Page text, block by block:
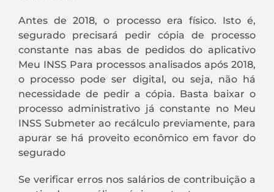
Antes de 2018, o processo era físico. Isto é,
segurado precisará pedir cópia de processo
constante nas abas de pedidos do aplicativo
Meu INSS Para processos analisados após 2018,
o processo pode ser digital, ou seja, não há
necessidade de pedir a cópia. Basta baixar o
processo administrativo já constante no Meu
INSS Submeter ao recálculo previamente, para
apurar se há proveito econômico em favor do
segurado
Se verificar erros nos salários de contribuição a